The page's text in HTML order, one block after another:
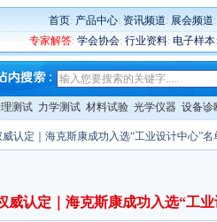
首页: 产品中心: 资讯频道: 展会频道
专家解答: 学会协会: 行业资料: 电子样本
测试 力学测试 材料试验 光学仪器 设备诊
威认定｜海克斯康成功入选“工业设计中心”
威认定｜海克斯康成功入选“工